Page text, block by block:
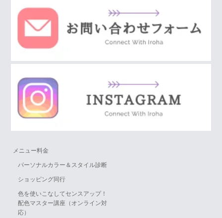
メニュー料金
パーソナルカラー＆スタイル診断
ショッピング同行
色を使いこなしてセンスアップ！
配色マスター講座（オンライン対
応）